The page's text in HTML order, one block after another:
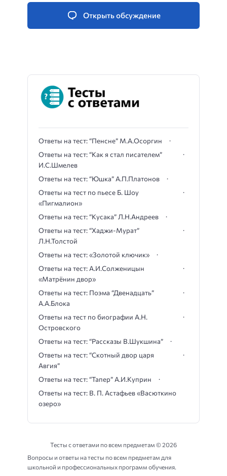
Открыть обсуждение
Ответы на тест: “Пенсне” М.А.Осоргин
Ответы на тест: “Как я стал писателем”
И.С.Шмелев
Ответы на тест: “Юшка” А.П.Платонов
Ответы на тест по пьесе Б. Шоу
«Пигмалион»
Ответы на тест: “Кусака” Л.Н.Андреев
Ответы на тест: “Хаджи-Мурат”
Л.Н.Толстой
Ответы на тест: «Золотой ключик»
Ответы на тест: А.И.Солженицын
«Матрёнин двор»
Ответы на тест: Поэма “Двенадцать”
А.А.Блока
Ответы на тест по биографии А.Н.
Островского
Ответы на тест: “Рассказы В.Шукшина”
Ответы на тест: “Скотный двор царя
Авгия”
Ответы на тест: “Тапер” А.И.Куприн
Ответы на тест: В. П. Астафьев «Васюткино
озеро»
Тесты с ответами по всем предметам ©2026
Вопросы и ответы на тесты по всем предметам для
школьной и профессиональных программ обучения.